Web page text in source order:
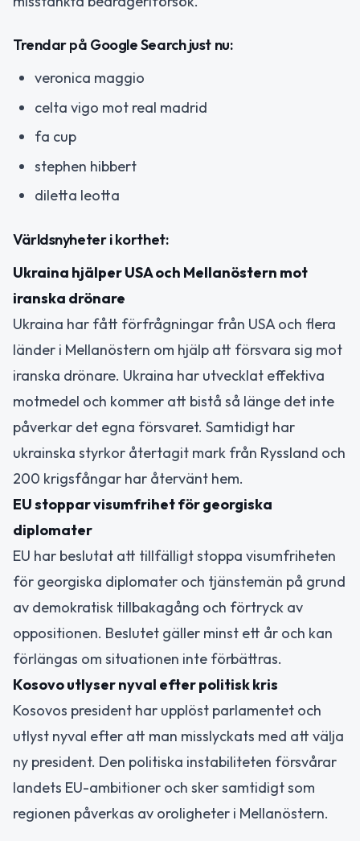
Trendar på Google Search just nu:
veronica maggio
celta vigo mot real madrid
fa cup
stephen hibbert
diletta leotta
Världsnyheter i korthet:
Ukraina hjälper USA och Mellanöstern mot
iranska drönare
Ukraina har fått förfrågningar från USA och flera
länder i Mellanöstern om hjälp att försvara sig mot
iranska drönare. Ukraina har utvecklat effektiva
motmedel och kommer att bistå så länge det inte
påverkar det egna försvaret. Samtidigt har
ukrainska styrkor återtagit mark från Ryssland och
200 krigsfångar har återvänt hem.
EU stoppar visumfrihet för georgiska
diplomater
EU har beslutat att tillfälligt stoppa visumfriheten
för georgiska diplomater och tjänstemän på grund
av demokratisk tillbakagång och förtryck av
oppositionen. Beslutet gäller minst ett år och kan
förlängas om situationen inte förbättras.
Kosovo utlyser nyval efter politisk kris
Kosovos president har upplöst parlamentet och
utlyst nyval efter att man misslyckats med att välja
ny president. Den politiska instabiliteten försvårar
landets EU-ambitioner och sker samtidigt som
regionen påverkas av oroligheter i Mellanöstern.